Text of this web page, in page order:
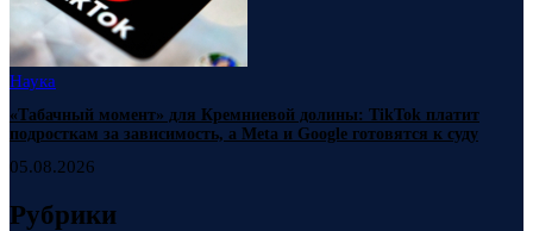
Наука
«Табачный момент» для Кремниевой долины: TikTok платит
подросткам за зависимость, а Meta и Google готовятся к суду
05.08.2026
Рубрики